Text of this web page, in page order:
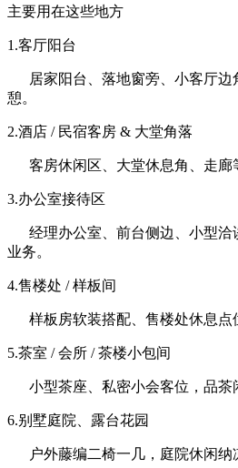
主要用在这些地方
1.客厅阳台
居家阳台、落地窗旁、小客厅边
憩。
2.酒店 / 民宿客房 & 大堂角落
客房休闲区、大堂休息角、走廊
3.办公室接待区
经理办公室、前台侧边、小型洽
业务。
4.售楼处 /样板间
样板房软装搭配、售楼处休息点
5.茶室 /会所 /茶楼小包间
小型茶座、私密小会客位，品茶
6.别墅庭院、露台花园
户外藤编二椅一几，庭院休闲纳